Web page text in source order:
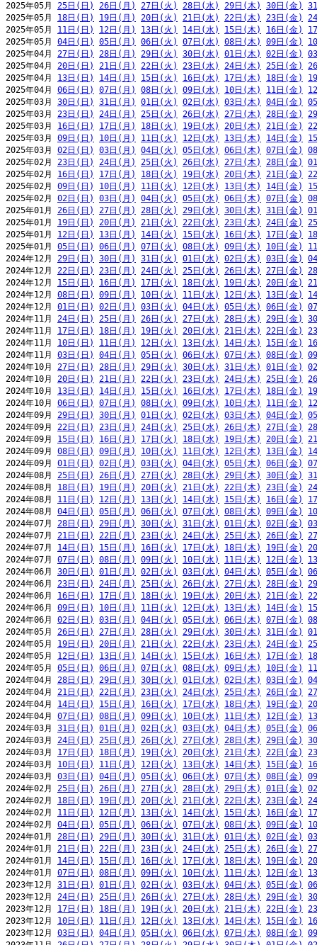
2025年05月 25日(日) 26日(月) 27日(火) 28日(水) 29日(木) 30日(金)
2025年05月 18日(日) 19日(月) 20日(火) 21日(水) 22日(木) 23日(金)
2025年05月 11日(日) 12日(月) 13日(火) 14日(水) 15日(木) 16日(金)
2025年05月 04日(日) 05日(月) 06日(火) 07日(水) 08日(木) 09日(金)
2025年04月 27日(日) 28日(月) 29日(火) 30日(水) 01日(木) 02日(金)
2025年04月 20日(日) 21日(月) 22日(火) 23日(水) 24日(木) 25日(金)
2025年04月 13日(日) 14日(月) 15日(火) 16日(水) 17日(木) 18日(金)
2025年04月 06日(日) 07日(月) 08日(火) 09日(水) 10日(木) 11日(金)
2025年03月 30日(日) 31日(月) 01日(火) 02日(水) 03日(木) 04日(金)
2025年03月 23日(日) 24日(月) 25日(火) 26日(水) 27日(木) 28日(金)
2025年03月 16日(日) 17日(月) 18日(火) 19日(水) 20日(木) 21日(金)
2025年03月 09日(日) 10日(月) 11日(火) 12日(水) 13日(木) 14日(金)
2025年03月 02日(日) 03日(月) 04日(火) 05日(水) 06日(木) 07日(金)
2025年02月 23日(日) 24日(月) 25日(火) 26日(水) 27日(木) 28日(金)
2025年02月 16日(日) 17日(月) 18日(火) 19日(水) 20日(木) 21日(金)
2025年02月 09日(日) 10日(月) 11日(火) 12日(水) 13日(木) 14日(金)
2025年02月 02日(日) 03日(月) 04日(火) 05日(水) 06日(木) 07日(金)
2025年01月 26日(日) 27日(月) 28日(火) 29日(水) 30日(木) 31日(金)
2025年01月 19日(日) 20日(月) 21日(火) 22日(水) 23日(木) 24日(金)
2025年01月 12日(日) 13日(月) 14日(火) 15日(水) 16日(木) 17日(金)
2025年01月 05日(日) 06日(月) 07日(火) 08日(水) 09日(木) 10日(金)
2024年12月 29日(日) 30日(月) 31日(火) 01日(水) 02日(木) 03日(金)
2024年12月 22日(日) 23日(月) 24日(火) 25日(水) 26日(木) 27日(金)
2024年12月 15日(日) 16日(月) 17日(火) 18日(水) 19日(木) 20日(金)
2024年12月 08日(日) 09日(月) 10日(火) 11日(水) 12日(木) 13日(金)
2024年12月 01日(日) 02日(月) 03日(火) 04日(水) 05日(木) 06日(金)
2024年11月 24日(日) 25日(月) 26日(火) 27日(水) 28日(木) 29日(金)
2024年11月 17日(日) 18日(月) 19日(火) 20日(水) 21日(木) 22日(金)
2024年11月 10日(日) 11日(月) 12日(火) 13日(水) 14日(木) 15日(金)
2024年11月 03日(日) 04日(月) 05日(火) 06日(水) 07日(木) 08日(金)
2024年10月 27日(日) 28日(月) 29日(火) 30日(水) 31日(木) 01日(金)
2024年10月 20日(日) 21日(月) 22日(火) 23日(水) 24日(木) 25日(金)
2024年10月 13日(日) 14日(月) 15日(火) 16日(水) 17日(木) 18日(金)
2024年10月 06日(日) 07日(月) 08日(火) 09日(水) 10日(木) 11日(金)
2024年09月 29日(日) 30日(月) 01日(火) 02日(水) 03日(木) 04日(金)
2024年09月 22日(日) 23日(月) 24日(火) 25日(水) 26日(木) 27日(金)
2024年09月 15日(日) 16日(月) 17日(火) 18日(水) 19日(木) 20日(金)
2024年09月 08日(日) 09日(月) 10日(火) 11日(水) 12日(木) 13日(金)
2024年09月 01日(日) 02日(月) 03日(火) 04日(水) 05日(木) 06日(金)
2024年08月 25日(日) 26日(月) 27日(火) 28日(水) 29日(木) 30日(金)
2024年08月 18日(日) 19日(月) 20日(火) 21日(水) 22日(木) 23日(金)
2024年08月 11日(日) 12日(月) 13日(火) 14日(水) 15日(木) 16日(金)
2024年08月 04日(日) 05日(月) 06日(火) 07日(水) 08日(木) 09日(金)
2024年07月 28日(日) 29日(月) 30日(火) 31日(水) 01日(木) 02日(金)
2024年07月 21日(日) 22日(月) 23日(火) 24日(水) 25日(木) 26日(金)
2024年07月 14日(日) 15日(月) 16日(火) 17日(水) 18日(木) 19日(金)
2024年07月 07日(日) 08日(月) 09日(火) 10日(水) 11日(木) 12日(金)
2024年06月 30日(日) 01日(月) 02日(火) 03日(水) 04日(木) 05日(金)
2024年06月 23日(日) 24日(月) 25日(火) 26日(水) 27日(木) 28日(金)
2024年06月 16日(日) 17日(月) 18日(火) 19日(水) 20日(木) 21日(金)
2024年06月 09日(日) 10日(月) 11日(火) 12日(水) 13日(木) 14日(金)
2024年06月 02日(日) 03日(月) 04日(火) 05日(水) 06日(木) 07日(金)
2024年05月 26日(日) 27日(月) 28日(火) 29日(水) 30日(木) 31日(金)
2024年05月 19日(日) 20日(月) 21日(火) 22日(水) 23日(木) 24日(金)
2024年05月 12日(日) 13日(月) 14日(火) 15日(水) 16日(木) 17日(金)
2024年05月 05日(日) 06日(月) 07日(火) 08日(水) 09日(木) 10日(金)
2024年04月 28日(日) 29日(月) 30日(火) 01日(水) 02日(木) 03日(金)
2024年04月 21日(日) 22日(月) 23日(火) 24日(水) 25日(木) 26日(金)
2024年04月 14日(日) 15日(月) 16日(火) 17日(水) 18日(木) 19日(金)
2024年04月 07日(日) 08日(月) 09日(火) 10日(水) 11日(木) 12日(金)
2024年03月 31日(日) 01日(月) 02日(火) 03日(水) 04日(木) 05日(金)
2024年03月 24日(日) 25日(月) 26日(火) 27日(水) 28日(木) 29日(金)
2024年03月 17日(日) 18日(月) 19日(火) 20日(水) 21日(木) 22日(金)
2024年03月 10日(日) 11日(月) 12日(火) 13日(水) 14日(木) 15日(金)
2024年03月 03日(日) 04日(月) 05日(火) 06日(水) 07日(木) 08日(金)
2024年02月 25日(日) 26日(月) 27日(火) 28日(水) 29日(木) 01日(金)
2024年02月 18日(日) 19日(月) 20日(火) 21日(水) 22日(木) 23日(金)
2024年02月 11日(日) 12日(月) 13日(火) 14日(水) 15日(木) 16日(金)
2024年02月 04日(日) 05日(月) 06日(火) 07日(水) 08日(木) 09日(金)
2024年01月 28日(日) 29日(月) 30日(火) 31日(水) 01日(木) 02日(金)
2024年01月 21日(日) 22日(月) 23日(火) 24日(水) 25日(木) 26日(金)
2024年01月 14日(日) 15日(月) 16日(火) 17日(水) 18日(木) 19日(金)
2024年01月 07日(日) 08日(月) 09日(火) 10日(水) 11日(木) 12日(金)
2023年12月 31日(日) 01日(月) 02日(火) 03日(水) 04日(木) 05日(金)
2023年12月 24日(日) 25日(月) 26日(火) 27日(水) 28日(木) 29日(金)
2023年12月 17日(日) 18日(月) 19日(火) 20日(水) 21日(木) 22日(金)
2023年12月 10日(日) 11日(月) 12日(火) 13日(水) 14日(木) 15日(金)
2023年12月 03日(日) 04日(月) 05日(火) 06日(水) 07日(木) 08日(金)